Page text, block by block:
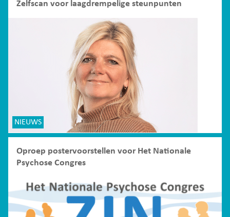
Zelfscan voor laagdrempelige steunpunten
NIEUWS
Oproep postervoorstellen voor Het Nationale
Psychose Congres